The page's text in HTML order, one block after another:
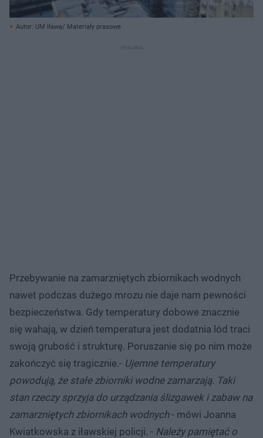
Autor: UM Iława/ Materiały prasowe
Przebywanie na zamarzniętych zbiornikach wodnych
nawet podczas dużego mrozu nie daje nam pewności
bezpieczeństwa. Gdy temperatury dobowe znacznie
się wahają, w dzień temperatura jest dodatnia lód traci
swoją grubość i strukturę. Poruszanie się po nim może
zakończyć się tragicznie.- Ujemne temperatury
powodują, że stałe zbiorniki wodne zamarzają. Taki
stan rzeczy sprzyja do urządzania ślizgawek i zabaw na
zamarzniętych zbiornikach wodnych- mówi Joanna
Kwiatkowska z iławskiej policji. - Należy pamiętać o